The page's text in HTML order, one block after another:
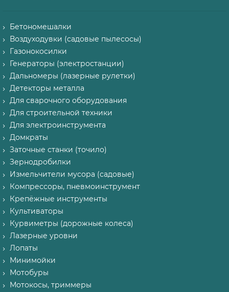
Бетономешалки
Воздуходувки (садовые пылесосы)
Газонокосилки
Генераторы (электростанции)
Дальномеры (лазерные рулетки)
Детекторы металла
Для сварочного оборудования
Для строительной техники
Для электроинструмента
Домкраты
Заточные станки (точило)
Зернодробилки
Измельчители мусора (садовые)
Компрессоры, пневмоинструмент
Крепёжные инструменты
Культиваторы
Курвиметры (дорожные колеса)
Лазерные уровни
Лопаты
Минимойки
Мотобуры
Мотокосы, триммеры